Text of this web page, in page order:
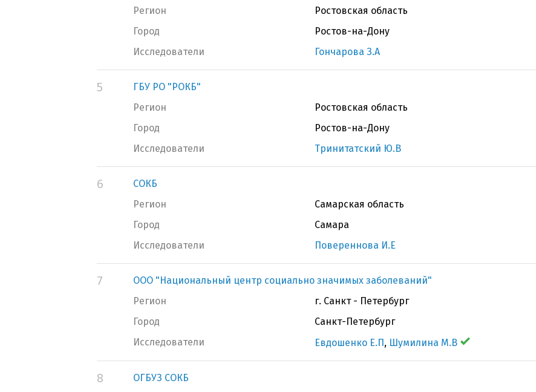
Регион
Ростовская область
Город
Ростов-на-Дону
Исследователи
Гончарова З.А
5
ГБУ РО "РОКБ"
Регион
Ростовская область
Город
Ростов-на-Дону
Исследователи
Тринитатский Ю.В
6
СОКБ
Регион
Самарская область
Город
Самара
Исследователи
Повереннова И.Е
7
ООО "Национальный центр социально значимых заболеваний"
Регион
г. Санкт - Петербург
Город
Санкт-Петербург
Исследователи
Евдошенко Е.П, Шумилина М.В
8
ОГБУЗ СОКБ